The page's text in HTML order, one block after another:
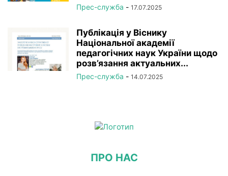
Прес-служба - 17.07.2025
Публікація у Віснику
Національної академії
педагогічних наук України щодо
розв’язання актуальних...
Прес-служба - 14.07.2025
ПРО НАС